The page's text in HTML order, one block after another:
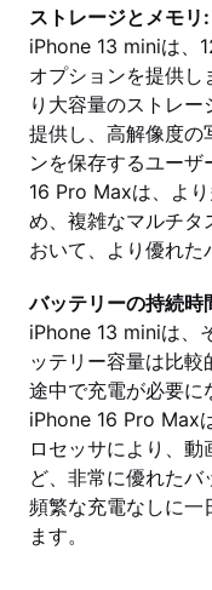
ストレージとメモリ:
iPhone 13 miniは、
オプションを提供
り大容量のストレ
提供し、高解像度の
ンを保存するユー
16 Pro Maxは、よ
め、複雑なマルチタ
おいて、より優れた
バッテリーの持続時
iPhone 13 miniは、
ッテリー容量は比
途中で充電が必要に
iPhone 16 Pro Max
ロセッサにより、
ど、非常に優れたバ
頻繁な充電なしに一
ます。